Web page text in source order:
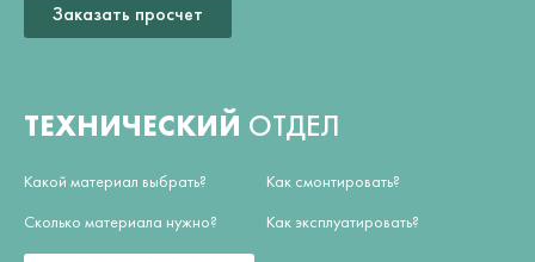
Заказать просчет
ТЕХНИЧЕСКИЙ ОТДЕЛ
Какой материал выбрать?
Сколько материала нужно?
Как смонтировать?
Как эксплуатировать?